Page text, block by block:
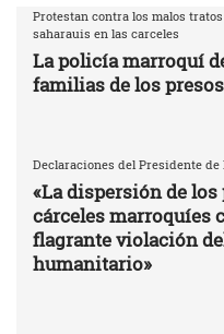
Protestan contra los malos
saharauis en las carceles
La policía marroquí
familias de los
Declaraciones del Presidente de
«La dispersión de
cárceles marroquíes
flagrante violación
humanitario»